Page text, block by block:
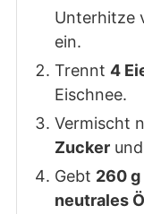
Unterhitze
ein.
Trennt 4
Eischnee.
Vermischt
Zuckerund
Gebt 260
neutrales